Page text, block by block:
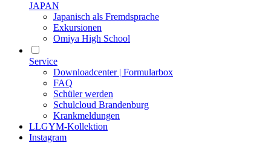
JAPAN
Japanisch als Fremdsprache
Exkursionen
Omiya High School
Service
Downloadcenter | Formularbox
FAQ
Schüler werden
Schulcloud Brandenburg
Krankmeldungen
LLGYM-Kollektion
Instagram